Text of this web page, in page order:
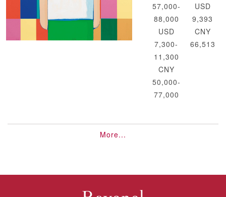
57,000-
88,000
USD
7,300-
11,300
CNY
50,000-
77,000
USD
9,393
CNY
66,513
More...